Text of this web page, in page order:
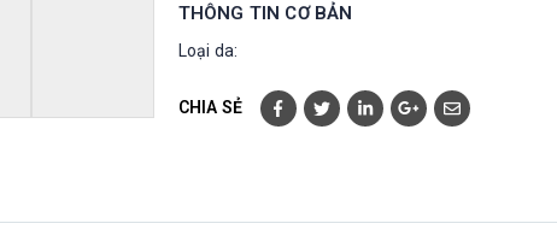
THÔNG TIN CƠ BẢN
Loại da:
CHIA SẺ